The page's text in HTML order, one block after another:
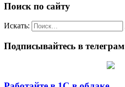
Поиск по сайту
Искать:
Подписывайтесь в телеграм